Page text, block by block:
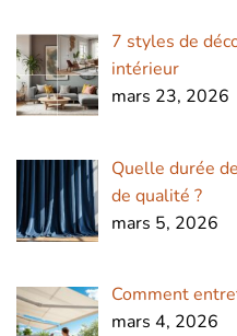
7 styles de
intérieur
mars 23, 2026
Quelle durée
de qualité ?
mars 5, 2026
Comment
mars 4, 2026